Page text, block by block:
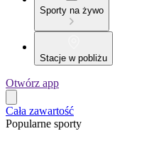
Sporty na żywo
Stacje w pobliżu
Otwórz app
Cała zawartość
Popularne sporty